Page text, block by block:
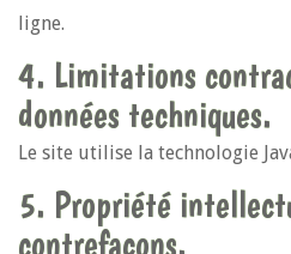
ligne.
4. Limitations
données techniques.
Le site utilise la technologie
5. Propriété
contrefaçons.